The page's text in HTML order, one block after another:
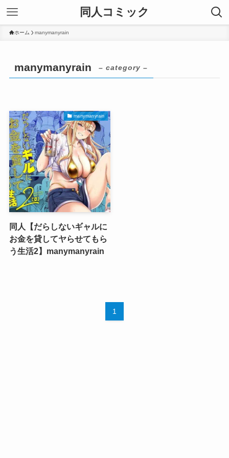
同人コミック
ホーム manymanyrain
manymanyrain – category –
manymanyrain
同人【だらしないギャルに
お金を貸してヤらせてもら
う生活2】manymanyrain
1